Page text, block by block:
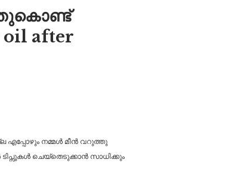
after
എപ്പോഴും നമ്മൾ മീൻ വറുത്തു
ചെയ്തെടുക്കാൻ സാധിക്കും